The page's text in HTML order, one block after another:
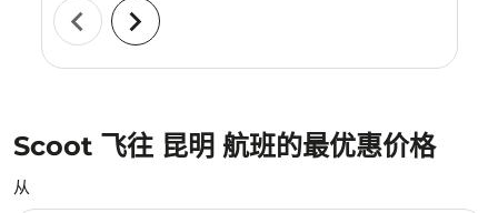
chevron_left chevron_right
Scoot 飞往 昆明 航班的最优惠价格
从